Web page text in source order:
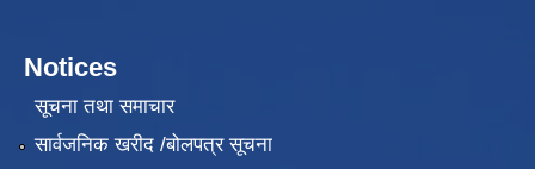
Notices
सूचना तथा समाचार
सार्वजनिक खरीद /बोलपत्र सूचना